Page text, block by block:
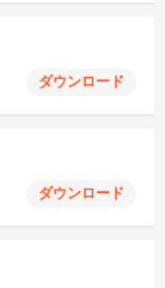
ダウンロード
ダウンロード